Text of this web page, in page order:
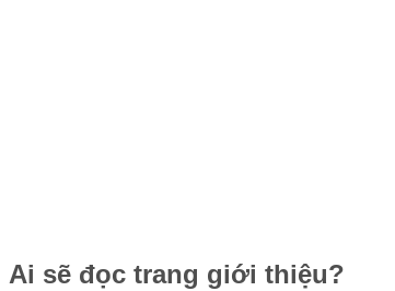
Ai sẽ đọc trang giới thiệu?